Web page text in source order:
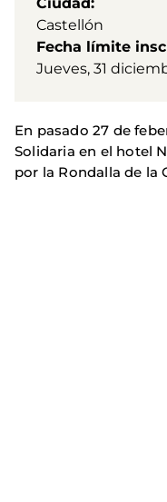
Castellón
Fecha límite
Jueves, 31
En pasado 27 de
Solidaria en el hotel
por la Rondalla de la